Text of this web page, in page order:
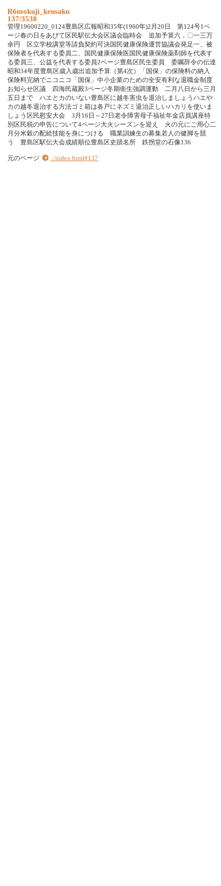
R6mokuji_kensaku
137/3538
管理19600220_0124豊島区広報昭和35年(1960年)2月20日 第124号1ペ
ージ春の日をあびて区民駅伝大会区議会臨時会 追加予算六，〇一三万
余円 区立学校講堂等請負契約可決国民健康保険運営協議会発足一、被
保険者を代表する委員二、国民健康保険医国民健康保険薬剤師を代表す
る委員三、公益を代表する委員2ページ豊島区民生委員 委嘱辞令の伝達
昭和34年度豊島区歳入歳出追加予算（第4次）「国保」の保険料の納入
保険料完納でニコニコ「国保」中小企業のための全安有利な退職金制度
お知らせ区議 四海民蔵殿3ページ冬期衛生強調運動 二月八日から三月
五日まで ハエとカのいない豊島区に越冬害虫を退治しましょうハエや
カの越冬退治する方法ゴミ箱は各戸にネズミ退治正しいハカリを使いま
しょう区民慰安大会 3月16日～27日老令障害母子福祉年金店員講座特
別区民税の申告について4ページ大火シーズンを迎え 火の元にご用心二
月分米穀の配給技能を身につける 職業訓練生の募集若人の健脚を競
う 豊島区駅伝大会成績順位豊島区史蹟名所 鉄拐堂の石像136
元のページ ../index.html#137